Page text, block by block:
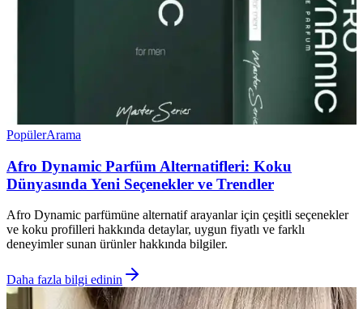
PopülerArama
Afro Dynamic Parfüm Alternatifleri: Koku
Dünyasında Yeni Seçenekler ve Trendler
Afro Dynamic parfümüne alternatif arayanlar için çeşitli seçenekler
ve koku profilleri hakkında detaylar, uygun fiyatlı ve farklı
deneyimler sunan ürünler hakkında bilgiler.
Daha fazla bilgi edinin